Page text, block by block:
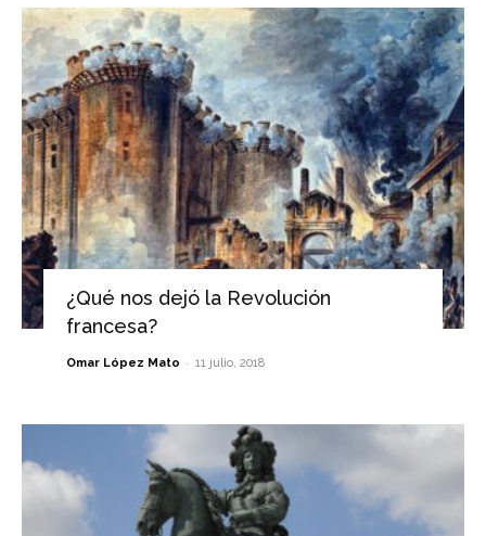
¿Qué nos dejó la Revolución
francesa?
Omar López Mato - 11 julio, 2018